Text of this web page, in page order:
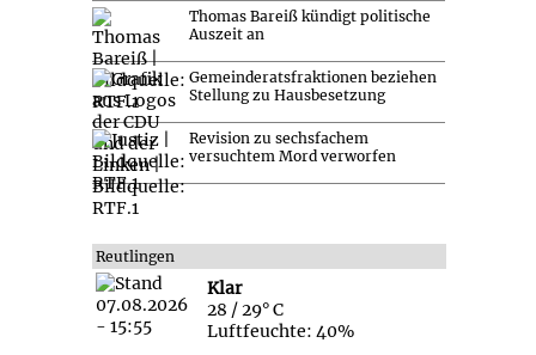
Thomas Bareiß kündigt politische
Auszeit an
Gemeinderatsfraktionen beziehen
Stellung zu Hausbesetzung
Revision zu sechsfachem
versuchtem Mord verworfen
Reutlingen
Klar
28 / 29° C
Luftfeuchte: 40%